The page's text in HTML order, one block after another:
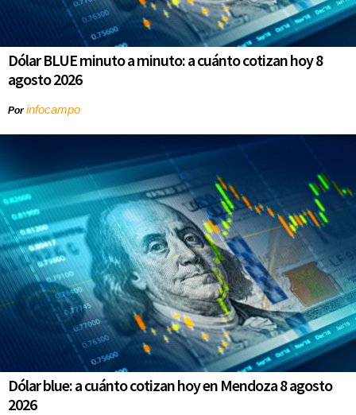
Dólar BLUE minuto a minuto: a cuánto cotizan hoy 8
agosto 2026
Porinfocampo
Dólar blue: a cuánto cotizan hoy en Mendoza 8 agosto
2026